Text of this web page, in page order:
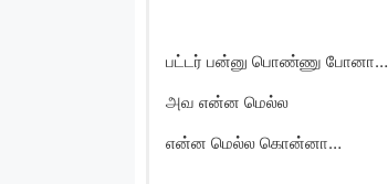
பட்டர் பன்னு பொண்ணு போனா…
அவ என்ன மெல்ல
என்ன மெல்ல கொன்னா…